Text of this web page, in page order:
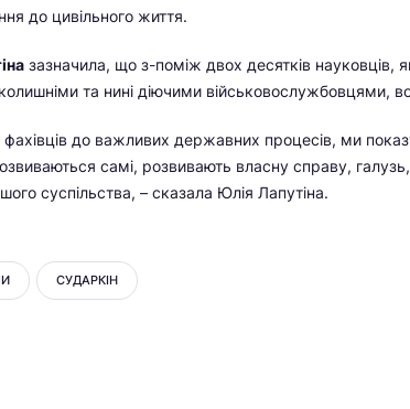
до цивільного життя.
зазначила, що з-поміж двох десятків науковців,
та нині діючими військовослужбовцями,
до важливих державних процесів, ми
самі, розвивають власну справу,
суспільства, – сказала Юлія Лапутіна.
СУДАРКІН